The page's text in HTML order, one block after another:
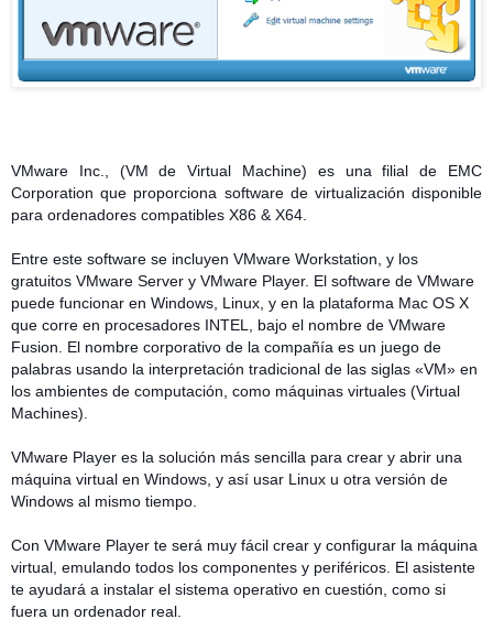
VMware Inc., (VM de Virtual Machine) es una filial de EMC
Corporation que proporciona software de virtualización disponible
para ordenadores compatibles X86 & X64.
Entre este software se incluyen VMware Workstation, y los
gratuitos VMware Server y VMware Player. El software de VMware
puede funcionar en Windows, Linux, y en la plataforma Mac OS X
que corre en procesadores INTEL, bajo el nombre de VMware
Fusion. El nombre corporativo de la compañía es un juego de
palabras usando la interpretación tradicional de las siglas «VM» en
los ambientes de computación, como máquinas virtuales (Virtual
Machines).
VMware Player es la solución más sencilla para crear y abrir una
máquina virtual en Windows, y así usar Linux u otra versión de
Windows al mismo tiempo.
Con VMware Player te será muy fácil crear y configurar la máquina
virtual, emulando todos los componentes y periféricos. El asistente
te ayudará a instalar el sistema operativo en cuestión, como si
fuera un ordenador real.